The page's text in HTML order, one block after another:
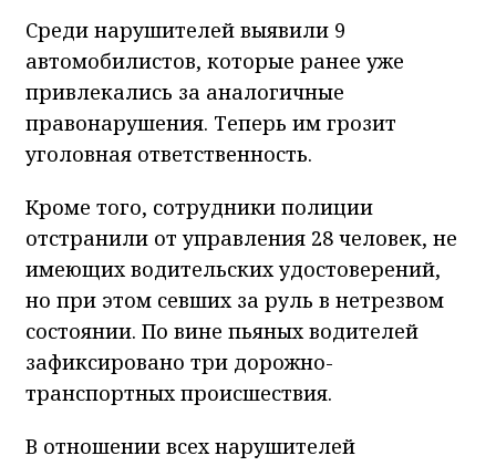
Среди нарушителей выявили 9
автомобилистов, которые ранее уже
привлекались за аналогичные
правонарушения. Теперь им грозит
уголовная ответственность.
Кроме того, сотрудники полиции
отстранили от управления 28 человек, не
имеющих водительских удостоверений,
но при этом севших за руль в нетрезвом
состоянии. По вине пьяных водителей
зафиксировано три дорожно-
транспортных происшествия.
В отношении всех нарушителей